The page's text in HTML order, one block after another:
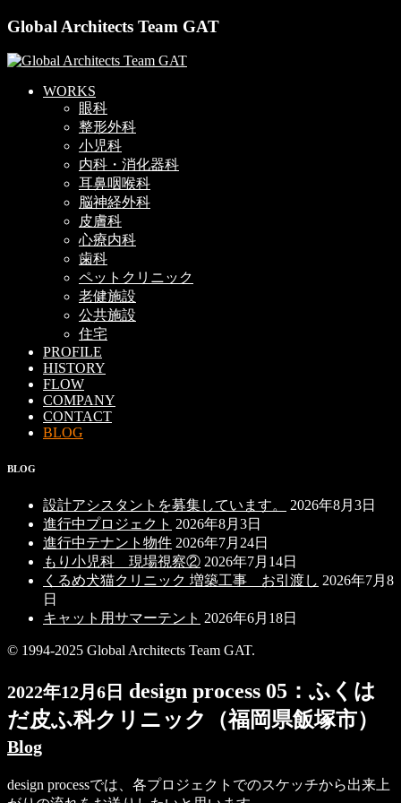
Global Architects Team GAT
WORKS
眼科
整形外科
小児科
内科・消化器科
耳鼻咽喉科
脳神経外科
皮膚科
心療内科
歯科
ペットクリニック
老健施設
公共施設
住宅
PROFILE
HISTORY
FLOW
COMPANY
CONTACT
BLOG
BLOG
設計アシスタントを募集しています。
2026年8月3日
進行中プロジェクト 2026年8月3日
進行中テナント物件 2026年7月24日
もり小児科 現場視察② 2026年7月14日
くるめ犬猫クリニック 増築工事 お引渡し 2026年7月8
日
キャット用サマーテント 2026年6月18日
© 1994-2025 Global Architects Team GAT.
2022年12月6日 design process 05：ふくは
だ皮ふ科クリニック（福岡県飯塚市）
Blog
design processでは、各プロジェクトでのスケッチから出来上